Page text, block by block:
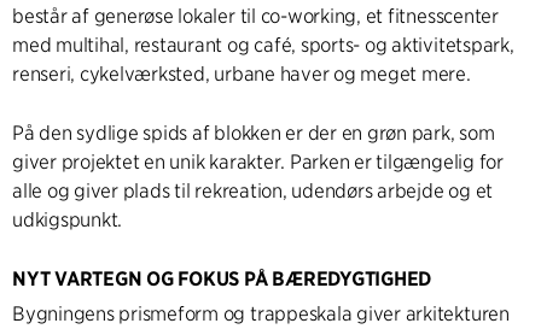
består af generøse lokaler til co-working, et fitnesscenter
med multihal, restaurant og café, sports- og aktivitetspark,
renseri, cykelværksted, urbane haver og meget mere.
På den sydlige spids af blokken er der en grøn park, som
giver projektet en unik karakter. Parken er tilgængelig for
alle og giver plads til rekreation, udendørs arbejde og et
udkigspunkt.
NYT VARTEGN OG FOKUS PÅ BÆREDYGTIGHED
Bygningens prismeform og trappeskala giver arkitekturen